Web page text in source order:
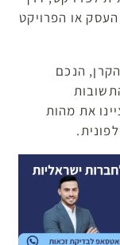
או הפרויקט
הנכם
את מהות